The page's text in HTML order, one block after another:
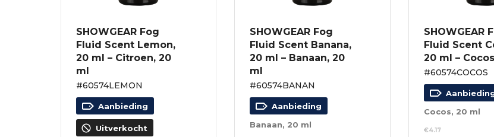
SHOWGEAR Fog
Fluid Scent Lemon,
20 ml – Citroen, 20
ml
#60574LEMON
Aanbieding
Uitverkocht
SHOWGEAR Fog
Fluid Scent Banana,
20 ml – Banaan, 20
ml
#60574BANAN
Aanbieding
Banaan, 20 ml
SHOWGEAR
Fluid Scent
20 ml –
#60574COCOS
Cocos, 20 ml
€4.17